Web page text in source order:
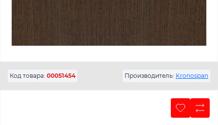
Код товара: 00051454 Производитель: Kronospan